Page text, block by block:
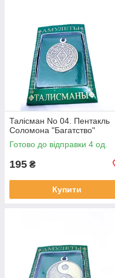
Талісман No 04. Пентакль
Соломона "Багатство"
Готово до відправки 4 од.
195 ₴
Купити